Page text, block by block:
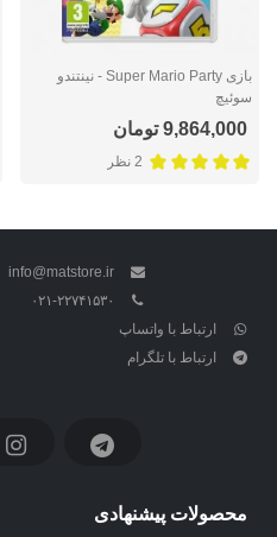
بازی Super Mario Party - نینتندو
سوئیچ
9,864,000 تومان
2 نظر
info@matstore.ir
۰۲۱-۲۲۷۴۱۵۳۰
ارتباط با واتساپ
ارتباط با تلگرام
محصولات پیشنهادی